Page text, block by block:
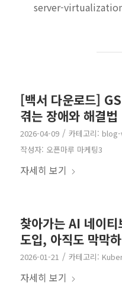
server-
[백서 다운로드]
겪는 장애와 해결법
2026-04-09 / 카테고리:
작성자: 오픈마루 마케팅3
자세히 보기
찾아가는 AI 네이
도입, 아직도 막막
2026-01-21 / 카테고리:
자세히 보기